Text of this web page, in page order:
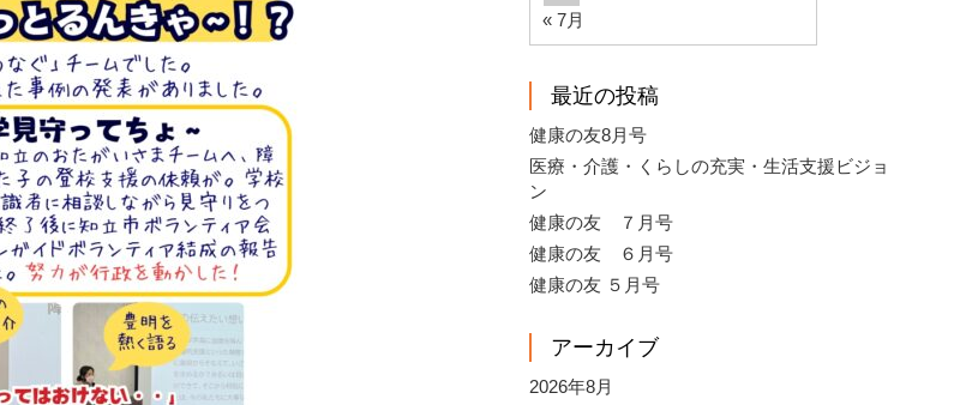
« 7月
最近の投稿
健康の友8月号
医療・介護・くらしの充実・生活支援ビジョ
ン
健康の友 ７月号
健康の友 ６月号
健康の友 ５月号
アーカイブ
2026年8月